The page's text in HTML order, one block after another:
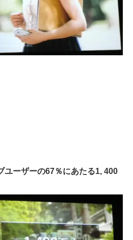
ユーザーの67％にあたる1, 400